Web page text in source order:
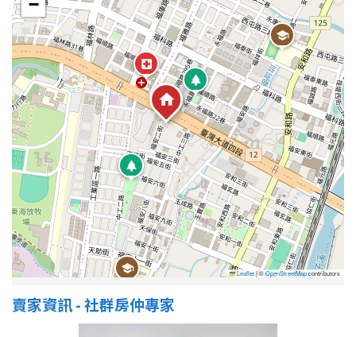
屋齡
不拘
5 年以下
5-10 年 10-20 年
20-30 年 30-40 年
40 年以上
售價
−
Leaflet|©OpenStreetMapcontributors
賣家資訊 - 社群房仲專家